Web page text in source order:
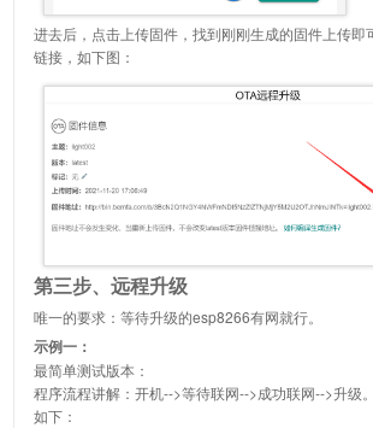
进去后，点击上传固件，找到刚刚生成的固件上传即
链接，如下图：
第三步、远程升级
唯一的要求：等待升级的esp8266有网就行。
示例一：
最简单测试版本：
程序流程讲解：开机-->等待联网-->成功联网-->升级。
如下：